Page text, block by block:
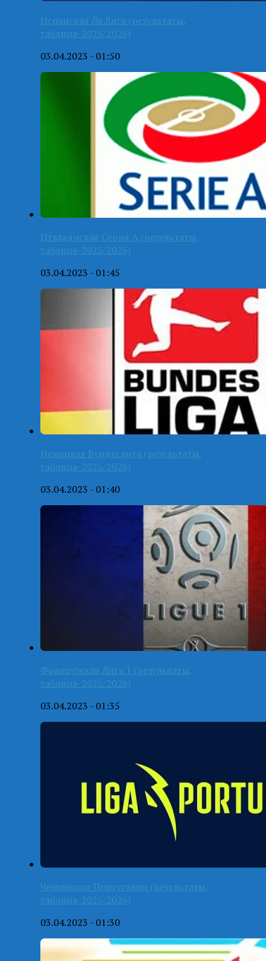
Испанская Ла Лига (результаты,
таблица-2025/2026)
03.04.2023 - 01:50
Итальянская Серия А (результаты,
таблица-2025/2026)
03.04.2023 - 01:45
Немецкая Бундеслига (результаты,
таблица-2025/2026)
03.04.2023 - 01:40
Французская Лига 1 (результаты,
таблица-2025/2026)
03.04.2023 - 01:35
Чемпионат Португалии (результаты,
таблица-2025/2026)
03.04.2023 - 01:30